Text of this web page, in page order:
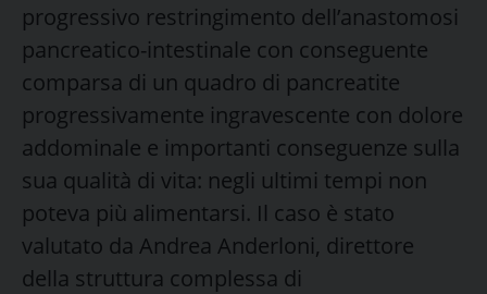
progressivo restringimento dell’anastomosi
pancreatico-intestinale con conseguente
comparsa di un quadro di pancreatite
progressivamente ingravescente con dolore
addominale e importanti conseguenze sulla
sua qualità di vita: negli ultimi tempi non
poteva più alimentarsi. Il caso è stato
valutato da Andrea Anderloni, direttore
della struttura complessa di